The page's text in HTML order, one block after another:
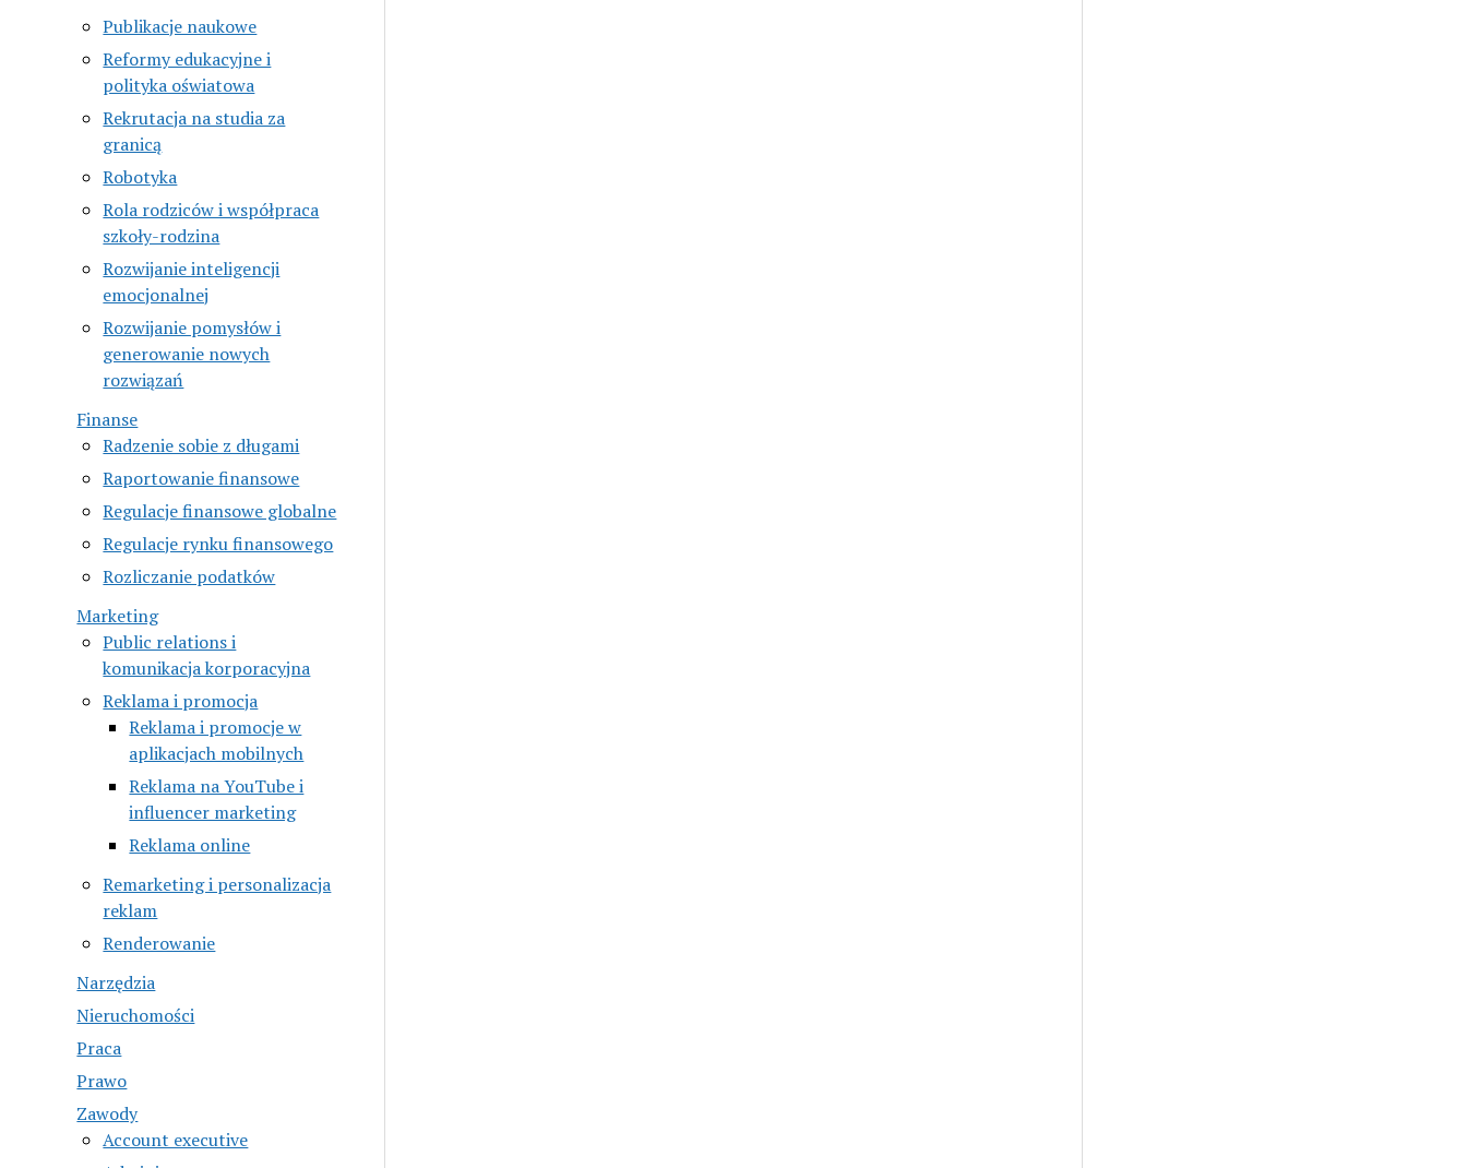
Publikacje naukowe
Reformy edukacyjne i
polityka oświatowa
Rekrutacja na studia za
granicą
Robotyka
Rola rodziców i współpraca
szkoły-rodzina
Rozwijanie inteligencji
emocjonalnej
Rozwijanie pomysłów i
generowanie nowych
rozwiązań
Finanse
Radzenie sobie z długami
Raportowanie finansowe
Regulacje finansowe globalne
Regulacje rynku finansowego
Rozliczanie podatków
Marketing
Public relations i
komunikacja korporacyjna
Reklama i promocja
Reklama i promocje w
aplikacjach mobilnych
Reklama na YouTube i
influencer marketing
Reklama online
Remarketing i personalizacja
reklam
Renderowanie
Narzędzia
Nieruchomości
Praca
Prawo
Zawody
Account executive